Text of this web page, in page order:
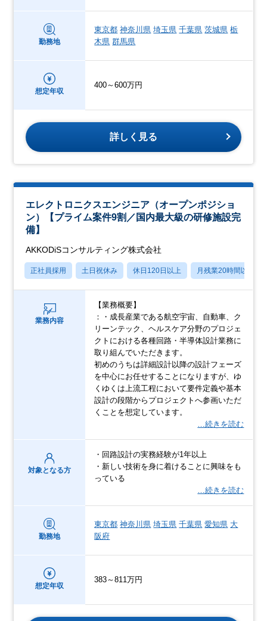
勤務地
東京都 神奈川県 埼玉県 千葉県 茨城県 栃
木県 群馬県
想定年収
400～600万円
詳しく見る
エレクトロニクスエンジニア（オープンポジショ
ン）【プライム案件9割／国内最大級の研修施設完
備】
AKKODiSコンサルティング株式会社
正社員採用 土日祝休み 休日120日以上 月残業20時間以内
業務内容
【業務概要】
：・成長産業である航空宇宙、自動車、ク
リーンテック、ヘルスケア分野のプロジェ
クトにおける各種回路・半導体設計業務に
取り組んでいただきます。
初めのうちは詳細設計以降の設計フェーズ
を中心にお任せすることになりますが、ゆ
くゆくは上流工程において要件定義や基本
設計の段階からプロジェクトへ参画いただ
くことを想定しています。
…続きを読む
対象となる方
・回路設計の実務経験が1年以上
・新しい技術を身に着けることに興味をも
っている
…続きを読む
勤務地
東京都 神奈川県 埼玉県 千葉県 愛知県 大
阪府
想定年収
383～811万円